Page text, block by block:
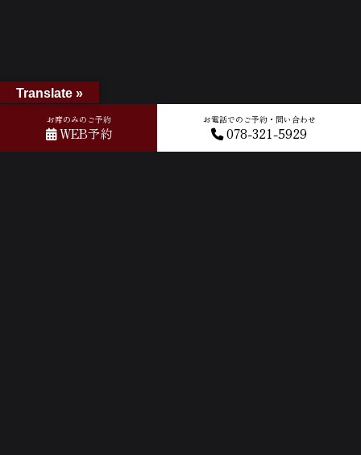
お席のみのご予約
WEB予約
お電話でのご予約・問い合わせ
078-321-5929
Translate »